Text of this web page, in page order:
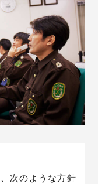
次のような方針